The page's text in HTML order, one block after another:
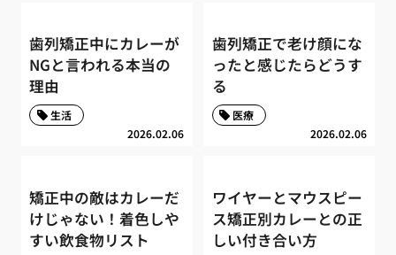
歯列矯正中にカレーが
NGと言われる本当の
理由
2026.02.06
生活
歯列矯正で老け顔にな
ったと感じたらどうす
る
2026.02.06
医療
矯正中の敵はカレーだ
けじゃない！着色しや
すい飲食物リスト
ワイヤーとマウスピー
ス矯正別カレーとの正
しい付き合い方